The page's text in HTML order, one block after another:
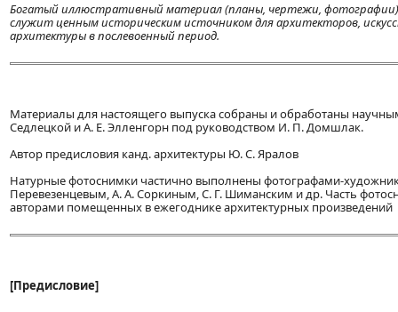
Богатый иллюстративный материал (планы, чертежи, фотографии)
служит ценным историческим источником для архитекторов,
архитектуры в послевоенный период.
Материалы для настоящего выпуска собраны и обработаны
Седлецкой и А. Е. Элленгорн под руководством И. П. Домшлак.
Автор предисловия канд. архитектуры Ю. С. Яралов
Натурные фотоснимки частично выполнены фотографами-
Перевезенцевым, А. А. Соркиным, С. Г. Шиманским и др. Часть
авторами помещенных в ежегоднике архитектурных произведений
[Предисловие]